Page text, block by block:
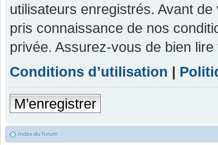
utilisateurs enregistrés. Avant
pris connaissance de nos
privée. Assurez-vous de bien
Conditions d’utilisation |
M’enregistrer
Index du forum